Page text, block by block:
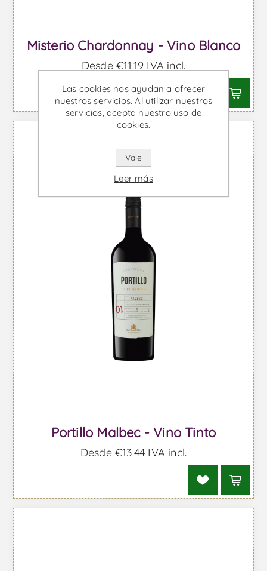
Misterio Chardonnay - Vino Blanco
Desde €11,19 IVA incl.
Portillo Malbec - Vino Tinto
Desde €13,44 IVA incl.
Las cookies nos ayudan a ofrecer
nuestros servicios. Al utilizar nuestros
servicios, acepta nuestro uso de
cookies.
Vale
Leer más